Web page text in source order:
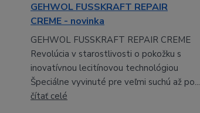
GEHWOL FUSSKRAFT REPAIR
CREME - novinka
GEHWOL FUSSKRAFT REPAIR CREME
Revolúcia v starostlivosti o pokožku s
inovatívnou lecitínovou technológiou
Špeciálne vyvinuté pre veľmi suchú až po...
čítať celé